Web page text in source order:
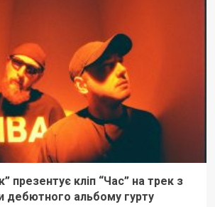
презентує кліп “Час” на трек з
дебютного альбому гурту